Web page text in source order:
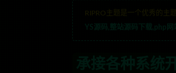
RIPRO主题是一个优秀的主
YS源码,整站源码下载,php
系统开发，区块链开发